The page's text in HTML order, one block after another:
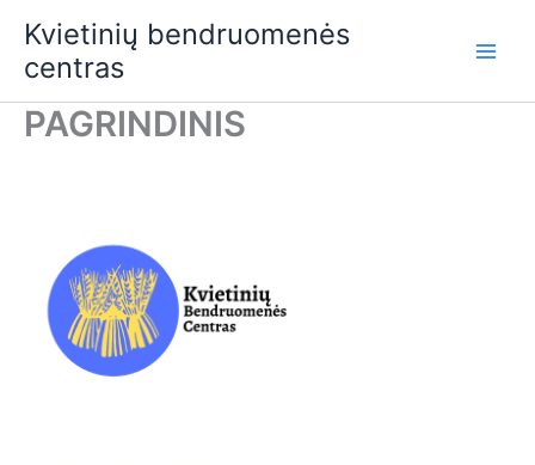
content
Kvietinių bendruomenės
centras
PAGRINDINIS